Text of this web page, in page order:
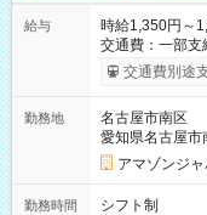
給与
時給1,350円～
交通費：一部支
実費支給） ※22:00～翌5:00までは時給25%UP！ ■給与前払い
制度あり ※前
交通費別途
勤務地
名古屋市南区
愛知県名古屋
アマゾンジ
勤務時間
シフト制